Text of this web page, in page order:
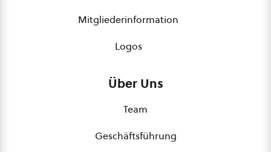
Mitgliederinformation
Logos
Über Uns
Team
Geschäftsführung